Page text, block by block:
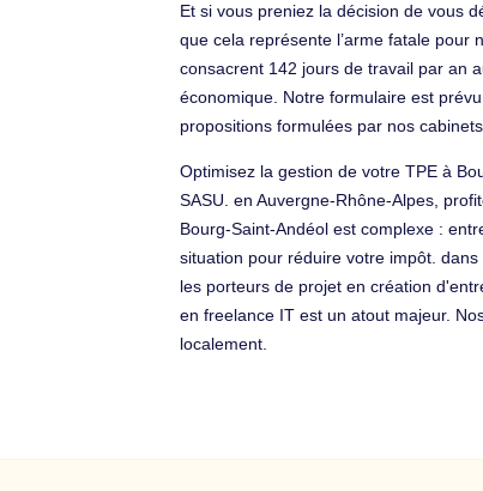
Et si vous preniez la décision de vous
que cela représente l’arme fatale pour
consacrent 142 jours de travail par an
économique. Notre formulaire est
propositions formulées par nos
Optimisez la gestion de votre TPE à
SASU. en Auvergne-Rhône-Alpes,
Bourg-Saint-Andéol est complexe :
situation pour réduire votre impôt.
les porteurs de projet en création
en freelance IT est un atout majeur.
localement.